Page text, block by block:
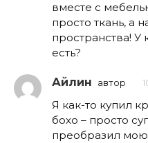
вместе с
просто ткань, а
пространства!
есть?
Айлин автор
Я как-то купил
бохо – просто
преобразил мою